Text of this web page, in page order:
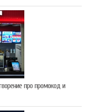
про промокод и